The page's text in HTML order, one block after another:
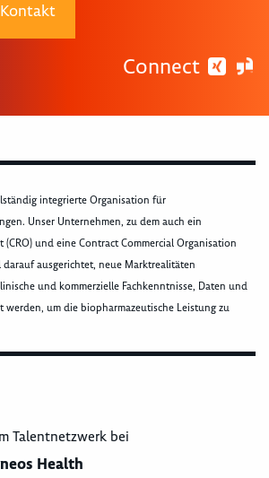
Connect
integrierte Organisation für
Unser Unternehmen, zu dem auch ein
und eine Contract Commercial Organisation
darauf ausgerichtet, neue Marktrealitäten
und kommerzielle Fachkenntnisse, Daten und
werden, um die biopharmazeutische Leistung zu
Talentnetzwerk bei
Health